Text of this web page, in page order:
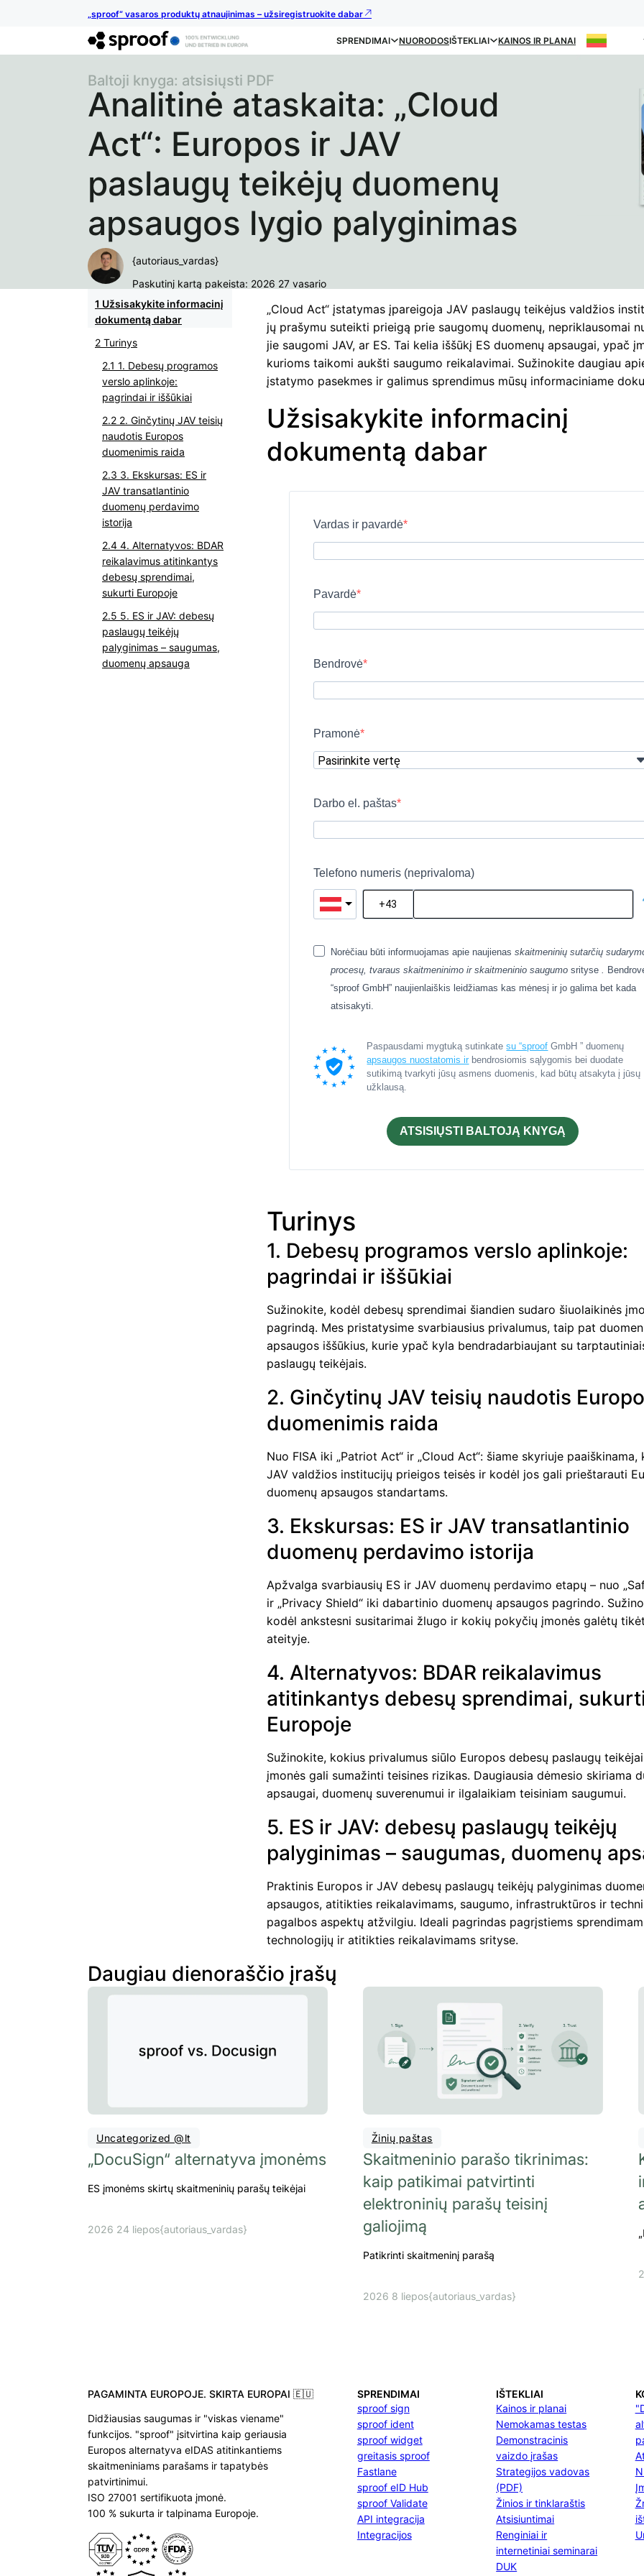
„sproof“ vasaros produktų atnaujinimas – užsiregistruokite dabar
SPRENDIMAI NUORODOSIŠTEKLIAI KAINOS IR PLANAI
Analitinė ataskaita: „Cloud
Act“: Europos ir JAV
paslaugų teikėjų duomenų
apsaugos lygio palyginimas
Baltoji knyga: atsisiųsti PDF
{autoriaus_vardas}
Paskutinį kartą pakeista: 2026 27 vasario
Užsisakykite informacinį
dokumentą dabar
Turinys
1. Debesų programos
verslo aplinkoje:
pagrindai ir iššūkiai
2. Ginčytinų JAV teisių
naudotis Europos
duomenimis raida
3. Ekskursas: ES ir
JAV transatlantinio
duomenų perdavimo
istorija
4. Alternatyvos: BDAR
reikalavimus atitinkantys
debesų sprendimai,
sukurti Europoje
5. ES ir JAV: debesų
paslaugų teikėjų
palyginimas – saugumas,
duomenų apsauga
„Cloud Act“ įstatymas įpareigoja JAV paslaugų teikėjus valdžios
jų prašymu suteikti prieigą prie saugomų duomenų, nepriklausomai
jie saugomi JAV, ar ES. Tai kelia iššūkį ES duomenų apsaugai, ypač
kurioms taikomi aukšti saugumo reikalavimai. Sužinokite daugiau
įstatymo pasekmes ir galimus sprendimus mūsų informaciniame
Užsisakykite informacinį
dokumentą dabar
Vardas ir pavardė
Pavardė
Bendrovė
Pramonė
Darbo el. paštas
Telefono numeris (neprivaloma)
Norėčiau būti informuojamas apie naujienas skaitmeninių sutarčių
procesų, tvaraus skaitmeninimo ir skaitmeninio saugumosrityse
“sproof GmbH” naujienlaiškis leidžiamas kas mėnesį ir jo galima bet kada
atsisakyti.
Paspausdami mygtuką sutinkatesu “sproof GmbH ” duomenų
apsaugos nuostatomis ir bendrosiomis sąlygomis bei duodate
sutikimą tvarkyti jūsų asmens duomenis, kad būtų atsakyta į jūsų
užklausą.
ATSISIŲSTI BALTOJĄ KNYGĄ
Turinys
1. Debesų programos verslo aplinkoje:
pagrindai ir iššūkiai
Sužinokite, kodėl debesų sprendimai šiandien sudaro šiuolaikinės
pagrindą. Mes pristatysime svarbiausius privalumus, taip pat
apsaugos iššūkius, kurie ypač kyla bendradarbiaujant su
paslaugų teikėjais.
2. Ginčytinų JAV teisių naudotis
duomenimis raida
Nuo FISA iki „Patriot Act“ ir „Cloud Act“: šiame skyriuje
JAV valdžios institucijų prieigos teisės ir kodėl jos gali prieštarauti
duomenų apsaugos standartams.
3. Ekskursas: ES ir JAV transatlantinio
duomenų perdavimo istorija
Apžvalga svarbiausių ES ir JAV duomenų perdavimo etapų – nuo
ir „Privacy Shield“ iki dabartinio duomenų apsaugos pagrindo.
kodėl ankstesni susitarimai žlugo ir kokių pokyčių įmonės galėtų
ateityje.
4. Alternatyvos: BDAR reikalavimus
atitinkantys debesų sprendimai,
Europoje
Sužinokite, kokius privalumus siūlo Europos debesų paslaugų
įmonės gali sumažinti teisines rizikas. Daugiausia dėmesio skiriama
apsaugai, duomenų suverenumui ir ilgalaikiam teisiniam saugumui.
5. ES ir JAV: debesų paslaugų teikėjų
palyginimas – saugumas, duomenų
Praktinis Europos ir JAV debesų paslaugų teikėjų palyginimas
apsaugos, atitikties reikalavimams, saugumo, infrastruktūros ir
pagalbos aspektų atžvilgiu. Ideali pagrindas pagrįstiems
technologijų ir atitikties reikalavimams srityse.
Daugiau dienoraščio įrašų
Uncategorized @lt
„DocuSign“ alternatyva įmonėms
ES įmonėms skirtų skaitmeninių parašų teikėjai
2026 24 liepos{autoriaus_vardas}
Žinių paštas
Skaitmeninio parašo tikrinimas:
kaip patikimai patvirtinti
elektroninių parašų teisinį
galiojimą
Patikrinti skaitmeninį parašą
2026 8 liepos{autoriaus_vardas}
PAGAMINTA EUROPOJE. SKIRTA EUROPAI 🇪🇺
Didžiausias saugumas ir "viskas viename"
funkcijos. "sproof" įsitvirtina kaip geriausia
Europos alternatyva eIDAS atitinkantiems
skaitmeniniams parašams ir tapatybės
patvirtinimui.
ISO 27001 sertifikuota įmonė.
100 % sukurta ir talpinama Europoje.
SPRENDIMAI
sproof sign
sproof ident
sproof widget
greitasis sproof
Fastlane
sproof eID Hub
sproof Validate
API integracija
Integracijos
IŠTEKLIAI
Kainos ir planai
Nemokamas testas
Demonstracinis
vaizdo įrašas
Strategijos vadovas
(PDF)
Žinios ir tinklaraštis
Atsisiuntimai
Renginiai ir
internetiniai seminarai
DUK